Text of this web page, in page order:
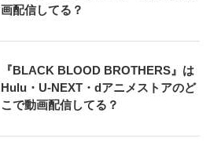
画配信してる？
『BLACK BLOOD BROTHERS』は
Hulu・U-NEXT・dアニメストアのど
こで動画配信してる？